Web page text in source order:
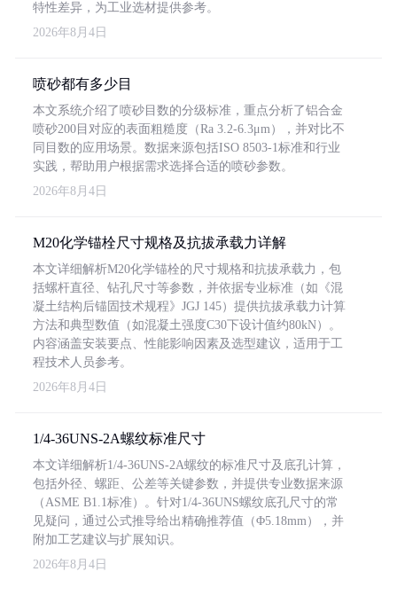
特性差异，为工业选材提供参考。
2026年8月4日
喷砂都有多少目
本文系统介绍了喷砂目数的分级标准，重点分析了铝合金
喷砂200目对应的表面粗糙度（Ra 3.2-6.3μm），并对比不
同目数的应用场景。数据来源包括ISO 8503-1标准和行业
实践，帮助用户根据需求选择合适的喷砂参数。
2026年8月4日
M20化学锚栓尺寸规格及抗拔承载力详解
本文详细解析M20化学锚栓的尺寸规格和抗拔承载力，包
括螺杆直径、钻孔尺寸等参数，并依据专业标准（如《混
凝土结构后锚固技术规程》JGJ 145）提供抗拔承载力计算
方法和典型数值（如混凝土强度C30下设计值约80kN）。
内容涵盖安装要点、性能影响因素及选型建议，适用于工
程技术人员参考。
2026年8月4日
1/4-36UNS-2A螺纹标准尺寸
本文详细解析1/4-36UNS-2A螺纹的标准尺寸及底孔计算，
包括外径、螺距、公差等关键参数，并提供专业数据来源
（ASME B1.1标准）。针对1/4-36UNS螺纹底孔尺寸的常
见疑问，通过公式推导给出精确推荐值（Φ5.18mm），并
附加工艺建议与扩展知识。
2026年8月4日